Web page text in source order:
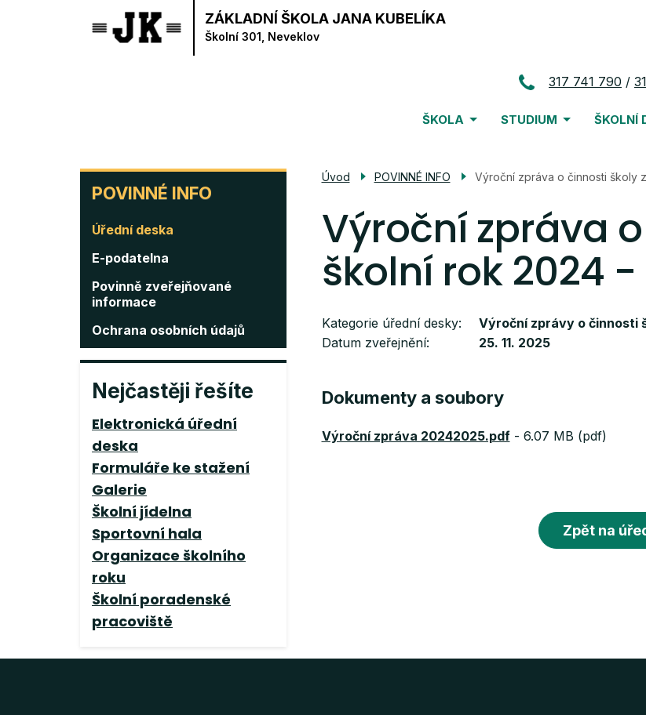
ZÁKLADNÍ ŠKOLA JANA KUBELÍKA
Školní 301, Neveklov
317 741 790
Menu
ŠKOLA STUDIUM ŠKOLNÍ
POVINNÉ
INFO
POVINNÉ INFO
Úřední deska
E-podatelna
Povinně zveřejňované
informace
Ochrana osobních údajů
Nejčastěji řešíte
Elektronická úřední
deska
Formuláře ke stažení
Galerie
Školní jídelna
Sportovní hala
Organizace školního
roku
Školní poradenské
pracoviště
Úvod POVINNÉ INFO Výroční zpráva o činnosti školy
Výroční zpráva
školní rok 2024 -
Kategorie úřední desky
Výroční zprávy o činnosti
Datum zveřejnění
25. 11. 2025
Dokumenty a soubory
Výroční zpráva 20242025.pdf - 6.07 MB (pdf)
Zpět na